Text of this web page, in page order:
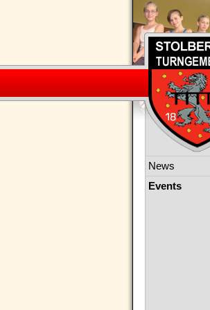
Navigation
News
Events